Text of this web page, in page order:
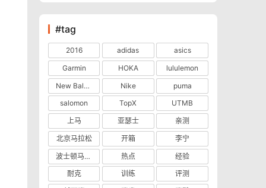
#tag
2016 adidas
asics
Garmin
HOKA
lululemon
New Balance
Nike
puma
salomon
TopX
UTMB
上马
亚瑟士
亲测
北京马拉松
开箱
李宁
波士顿马拉松
热点
经验
耐克
训练
评测